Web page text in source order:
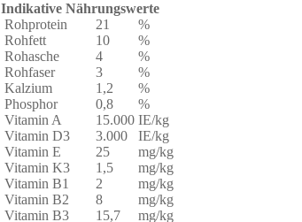
Indikative Nährungswerte
Rohprotein
21
%
Rohfett
10
%
Rohasche
4
%
Rohfaser
3
%
Kalzium
1,2
%
Phosphor
0,8
%
Vitamin A
15.000 IE/kg
Vitamin D3
3.000
IE/kg
Vitamin E
25
mg/kg
Vitamin K3
1,5
mg/kg
Vitamin B1
2
mg/kg
Vitamin B2
8
mg/kg
Vitamin B3
15,7 mg/kg